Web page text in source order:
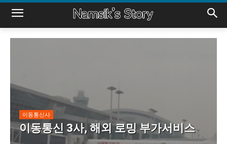
이동통신사
이동통신 3사, 해외 로밍 부가서비스